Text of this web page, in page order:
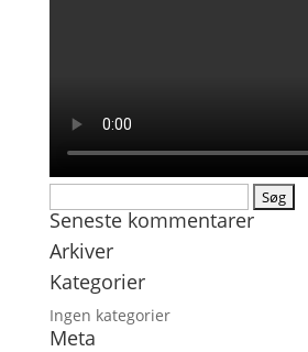
efter:
Seneste kommentarer
Arkiver
Kategorier
Ingen kategorier
Meta